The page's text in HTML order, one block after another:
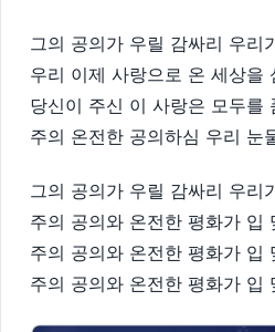
그의 공의가 우릴 감싸리 우리
우리 이제 사랑으로 온 세상을
당신이 주신 이 사랑은 모두를
주의 온전한 공의하심 우리 눈
그의 공의가 우릴 감싸리 우리
주의 공의와 온전한 평화가 입
주의 공의와 온전한 평화가 입
주의 공의와 온전한 평화가 입